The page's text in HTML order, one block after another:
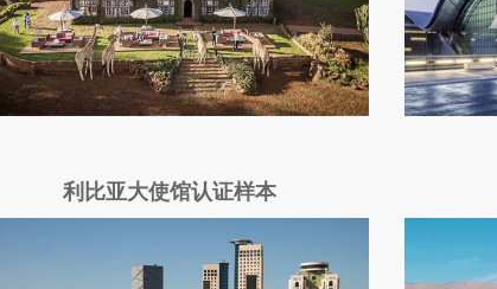
利比亚大使馆认证样本